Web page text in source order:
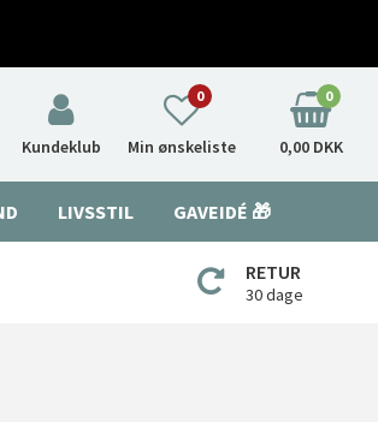
Kundeklub Min ønskeliste
0 0
0,00 DKK
LIVSSTIL GAVEIDÉ 🎁
RETUR
30 dage